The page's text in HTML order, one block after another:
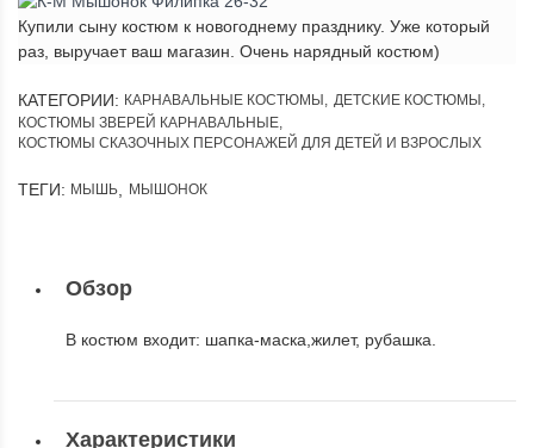
Купили сыну костюм к новогоднему празднику. Уже который
раз, выручает ваш магазин. Очень нарядный костюм)
КАТЕГОРИИ: КАРНАВАЛЬНЫЕ КОСТЮМЫ , ДЕТСКИЕ КОСТЮМЫ ,
КОСТЮМЫ ЗВЕРЕЙ КАРНАВАЛЬНЫЕ,
КОСТЮМЫ СКАЗОЧНЫХ ПЕРСОНАЖЕЙ ДЛЯ ДЕТЕЙ И ВЗРОСЛЫХ
ТЕГИ: МЫШЬ МЫШОНОК
Обзор
В костюм входит: шапка-маска,жилет, рубашка.
Характеристики